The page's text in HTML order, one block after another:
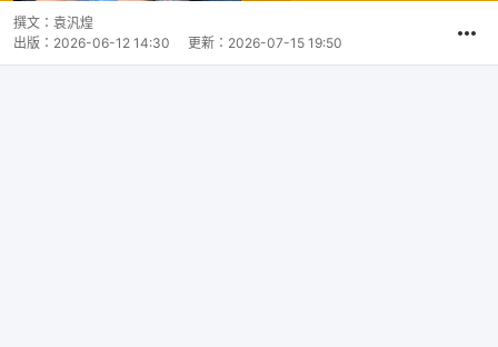
撰文： 袁汎煌
出版： 2026-06-12 14:30 更新： 2026-07-15 19:50